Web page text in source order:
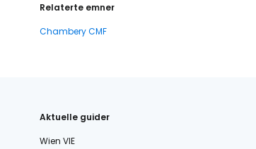
Relaterte emner
Chambery CMF
Aktuelle guider
Wien VIE